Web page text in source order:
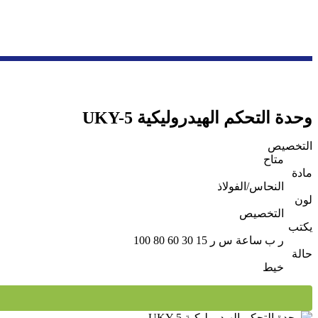
وحدة التحكم الهيدروليكية UKY-5
التخصيص
متاح
مادة
النحاس/الفولاذ
لون
التخصيص
يكتب
ر ب ساعة س ر 15 30 60 80 100
حالة
خيط